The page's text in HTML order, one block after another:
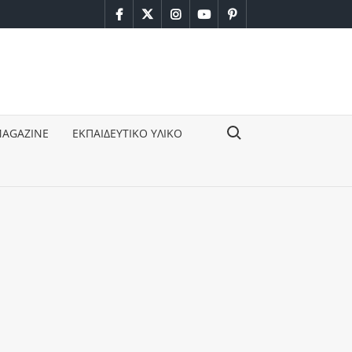
facebook
twitterinstagram
youtubepinterest
ΕΚΠΑΙΔΕΥΤΙΚΟ ΥΛΙΚΟ Search for: